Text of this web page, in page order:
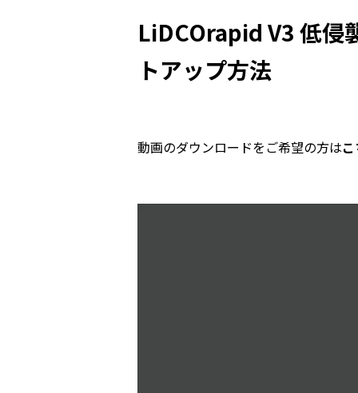
LiDCOrapid V3 低侵
トアップ方法
動画のダウンロードをご希望の方は